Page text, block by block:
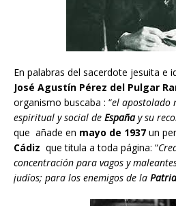
En palabras del sacerdote jesuita e
José Agustín Pérez del Pulgar
organismo buscaba : “el apostolado
espiritual y social de Españay su
que añade en mayo de 1937 un
Cádiz que titula a toda página: “
concentración para vagos y
judíos; para los enemigos de la